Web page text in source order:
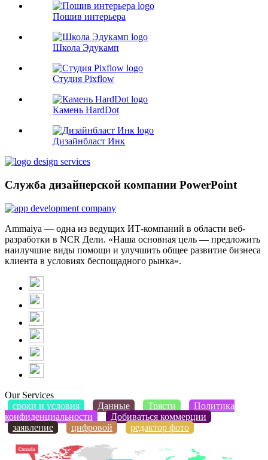
Пошив интерьера
Школа Эдукамп
Студия Pixflow
Камень HardDot
Дизайнбласт Инк
Служба дизайнерской компании PowerPoint
Ammaiya — одна из ведущих ИТ-компаний в области веб-
разработки в NCR Дели. «Наша основная цель — предложить
наилучшие виды помощи и улучшить общее развитие бизнеса
клиента в условиях беспощадного рынка».
Our Services
сроки и условия
Данные Трясти
Политика
конфиденциальности
Добиваться коммерции
заявление
цифровой редактор фото